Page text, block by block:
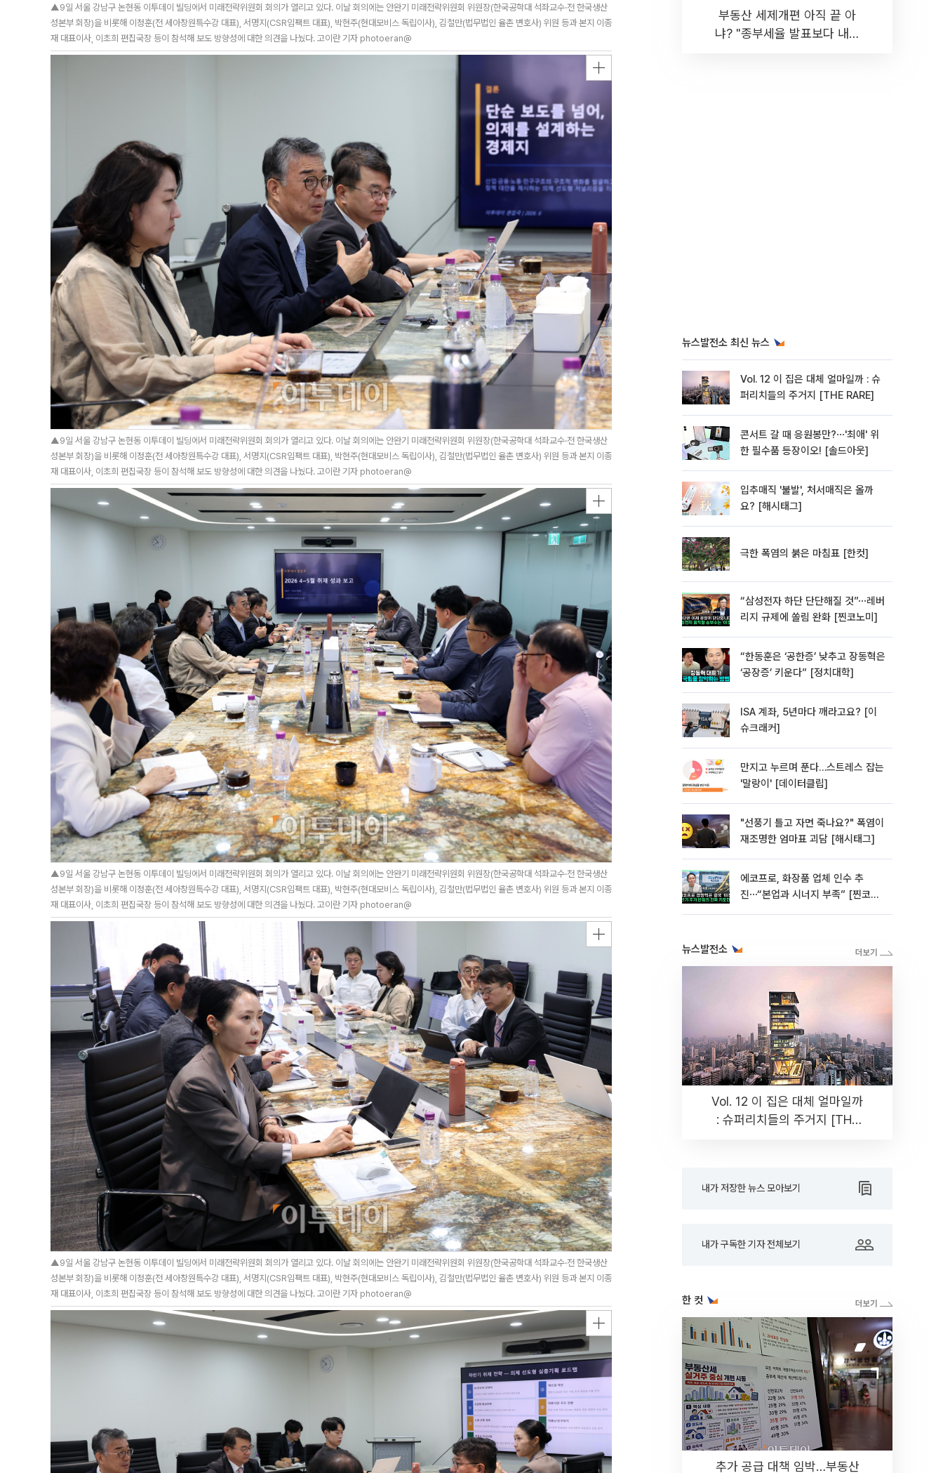
▲9일 서울 강남구 논현동 이투데이 빌딩에서 미래전략위원회 회의가 열리고 있다. 이날 회의에는 안완기 미래전략위원회 위원장(한국공학대 석좌교수·전 한국생산
성본부 회장)을 비롯해 이정훈(전 세아창원특수강 대표), 서명지(CSR임팩트 대표), 박현주(현대모비스 독립이사), 김철만(법무법인 율촌 변호사) 위원 등과 본지 이종
재 대표이사, 이초희 편집국장 등이 참석해 보도 방향성에 대한 의견을 나눴다. 고이란 기자 photoeran@
▲9일 서울 강남구 논현동 이투데이 빌딩에서 미래전략위원회 회의가 열리고 있다. 이날 회의에는 안완기 미래전략위원회 위원장(한국공학대 석좌교수·전 한국생산
성본부 회장)을 비롯해 이정훈(전 세아창원특수강 대표), 서명지(CSR임팩트 대표), 박현주(현대모비스 독립이사), 김철만(법무법인 율촌 변호사) 위원 등과 본지 이종
재 대표이사, 이초희 편집국장 등이 참석해 보도 방향성에 대한 의견을 나눴다. 고이란 기자 photoeran@
▲9일 서울 강남구 논현동 이투데이 빌딩에서 미래전략위원회 회의가 열리고 있다. 이날 회의에는 안완기 미래전략위원회 위원장(한국공학대 석좌교수·전 한국생산
성본부 회장)을 비롯해 이정훈(전 세아창원특수강 대표), 서명지(CSR임팩트 대표), 박현주(현대모비스 독립이사), 김철만(법무법인 율촌 변호사) 위원 등과 본지 이종
재 대표이사, 이초희 편집국장 등이 참석해 보도 방향성에 대한 의견을 나눴다. 고이란 기자 photoeran@
▲9일 서울 강남구 논현동 이투데이 빌딩에서 미래전략위원회 회의가 열리고 있다. 이날 회의에는 안완기 미래전략위원회 위원장(한국공학대 석좌교수·전 한국생산
성본부 회장)을 비롯해 이정훈(전 세아창원특수강 대표), 서명지(CSR임팩트 대표), 박현주(현대모비스 독립이사), 김철만(법무법인 율촌 변호사) 위원 등과 본지 이종
재 대표이사, 이초희 편집국장 등이 참석해 보도 방향성에 대한 의견을 나눴다. 고이란 기자 photoeran@
부동산 세제개편 아직 끝 아
냐? "종부세율 발표보다 내릴
뉴스발전소 최신 뉴스
Vol. 12 이 집은 대체 얼마일까 : 슈
퍼리치들의 주거지 [THE RARE]
콘서트 갈 때 응원봉만?⋯'최애' 위
한 필수품 등장이오! [솔드아웃]
입추매직 '불발', 처서매직은 올까
요? [해시태그]
극한 폭염의 붉은 마침표 [한컷]
“삼성전자 하단 단단해질 것”⋯레버
리지 규제에 쏠림 완화 [찐코노미]
“한동훈은 ‘공한증’ 낮추고 장동혁은
‘공장증’ 키운다” [정치대학]
ISA 계좌, 5년마다 깨라고요? [이
슈크래커]
만지고 누르며 푼다…스트레스 잡는
'말랑이' [데이터클립]
"선풍기 틀고 자면 죽나요?" 폭염이
재조명한 엄마표 괴담 [해시태그]
에코프로, 화장품 업체 인수 추
진⋯“본업과 시너지 부족” [찐코노
뉴스발전소
Vol. 12 이 집은 대체 얼마일까
: 슈퍼리치들의 주거지 [THE
내가 저장한 뉴스 모아보기
내가 구독한 기자 전체보기
한 컷
추가 공급 대책 임박…부동산